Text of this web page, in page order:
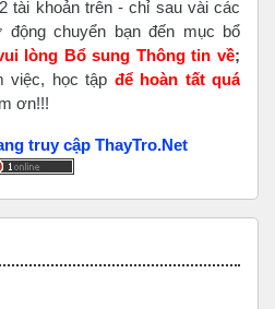
tài khoản trên - chỉ sau vài các
động chuyển bạn đến mục bổ
lòng Bổ sung Thông tin về;
việc, học tập để hoàn tấtquá
ơn!!!
truy cập ThayTro.Net